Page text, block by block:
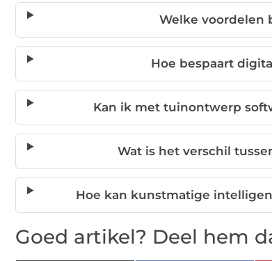
Welke voordelen
Hoe bespaart
Kan ik met tuinontwerp
Wat is het verschil
Hoe kan kunstmatige
Goed artikel? Deel hem